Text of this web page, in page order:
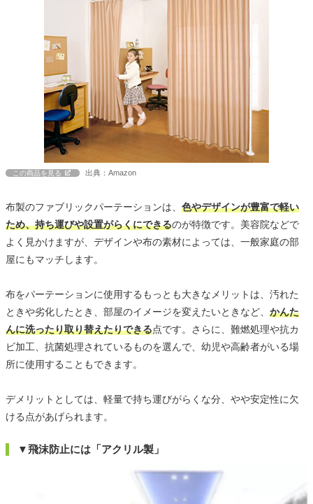
この商品を見る 出典：Amazon
布製のファブリックパーテーションは、 色やデザインが豊富で軽い
ため、持ち運びや設置がらくにできるのが特徴です。美容院などで
よく見かけますが、デザインや布の素材によっては、一般家庭の部
屋にもマッチします。
布をパーテーションに使用するもっとも大きなメリットは、汚れた
ときや劣化したとき、部屋のイメージを変えたいときなど、 かんた
んに洗ったり取り替えたりできる点です。さらに、難燃処理や抗カ
ビ加工、抗菌処理されているものを選んで、幼児や高齢者がいる場
所に使用することもできます。
デメリットとしては、軽量で持ち運びがらくな分、やや安定性に欠
ける点があげられます。
▼飛沫防止には「アクリル製」